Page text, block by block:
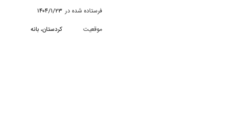
فرستاده شده در ۱۴۰۴/۱/۲۳
موقعیت
کردستان، بانه